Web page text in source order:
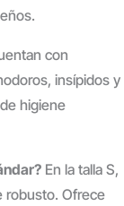
con
insípidos y
higiene
En la talla S,
robusto. Ofrece